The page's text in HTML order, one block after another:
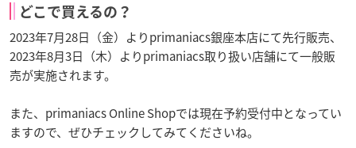
どこで買えるの？
2023年7月28日（金）よりprimaniacs銀座本店にて先行販売、
2023年8月3日（木）よりprimaniacs取り扱い店舗にて一般販
売が実施されます。
また、primaniacs Online Shopでは現在予約受付中となってい
ますので、ぜひチェックしてみてくださいね。